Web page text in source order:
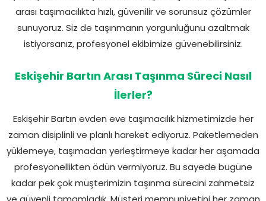
arası taşımacılıkta hızlı, güvenilir ve sorunsuz çözümler
sunuyoruz. Siz de taşınmanın yorgunluğunu azaltmak
istiyorsanız, profesyonel ekibimize güvenebilirsiniz.
Eskişehir Bartın Arası Taşınma Süreci Nasıl
İlerler?
Eskişehir Bartın evden eve taşımacılık hizmetimizde her
zaman disiplinli ve planlı hareket ediyoruz. Paketlemeden
yüklemeye, taşımadan yerleştirmeye kadar her aşamada
profesyonellikten ödün vermiyoruz. Bu sayede bugüne
kadar pek çok müşterimizin taşınma sürecini zahmetsiz